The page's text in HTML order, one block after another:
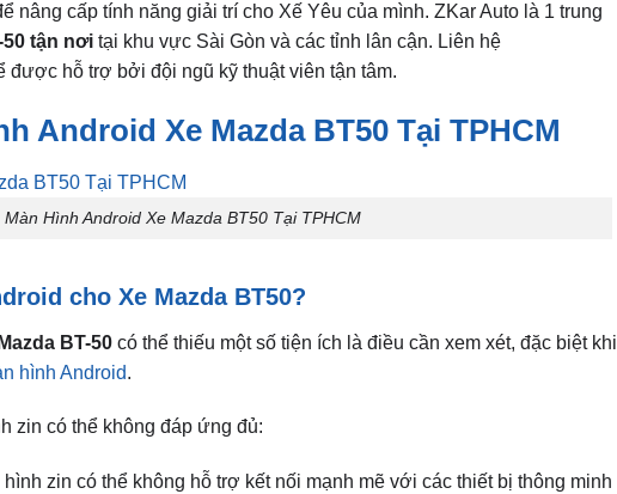
nâng cấp tính năng giải trí cho Xế Yêu của mình. ZKar Auto là 1 trung
50 tận nơitại khu vực Sài Gòn và các tỉnh lân cận. Liên hệ
được hỗ trợ bởi đội ngũ kỹ thuật viên tận tâm.
Android Xe Mazda BT50 Tại TPHCM
Hình Android Xe Mazda BT50 Tại TPHCM
cho Xe Mazda BT50?
Mazda BT-50có thể thiếu một số tiện ích là điều cần xem xét, đặc biệt khi
hình Android.
zin có thể không đáp ứng đủ:
zin có thể không hỗ trợ kết nối mạnh mẽ với các thiết bị thông minh